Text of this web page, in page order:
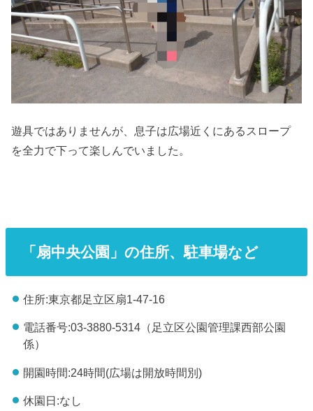
遊具ではありませんが、息子は広場近くにあるスロープ
を全力で下って楽しんでいました。
「扇中央公園」の住所、駐車場など
住所:東京都足立区扇1-47-16
電話番号:03-3880-5314（足立区公園管理課西部公園
係）
開園時間:24時間(広場は開放時間別)
休園日:なし